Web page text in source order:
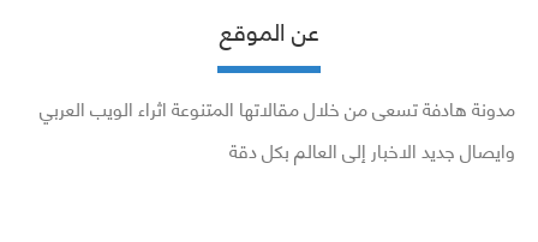
عن الموقع
مدونة هادفة تسعى من خلال مقالاتها المتنوعة اثراء الويب العربي
وايصال جديد الاخبار إلى العالم بكل دقة